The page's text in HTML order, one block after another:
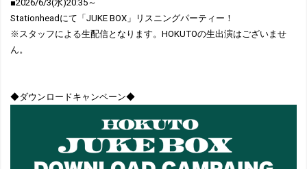
■2026/6/3(水)20:35～
Stationheadにて「JUKE BOX」リスニングパーティー！
※スタッフによる生配信となります。HOKUTOの生出演はございませ
ん。
◆ダウンロードキャンペーン◆